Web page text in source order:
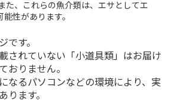
た、これらの魚介類は、エサとしてエ
性があります。
です。
されていない「小道具類」はお届け
おりません。
なるパソコンなどの環境により、実
ります。